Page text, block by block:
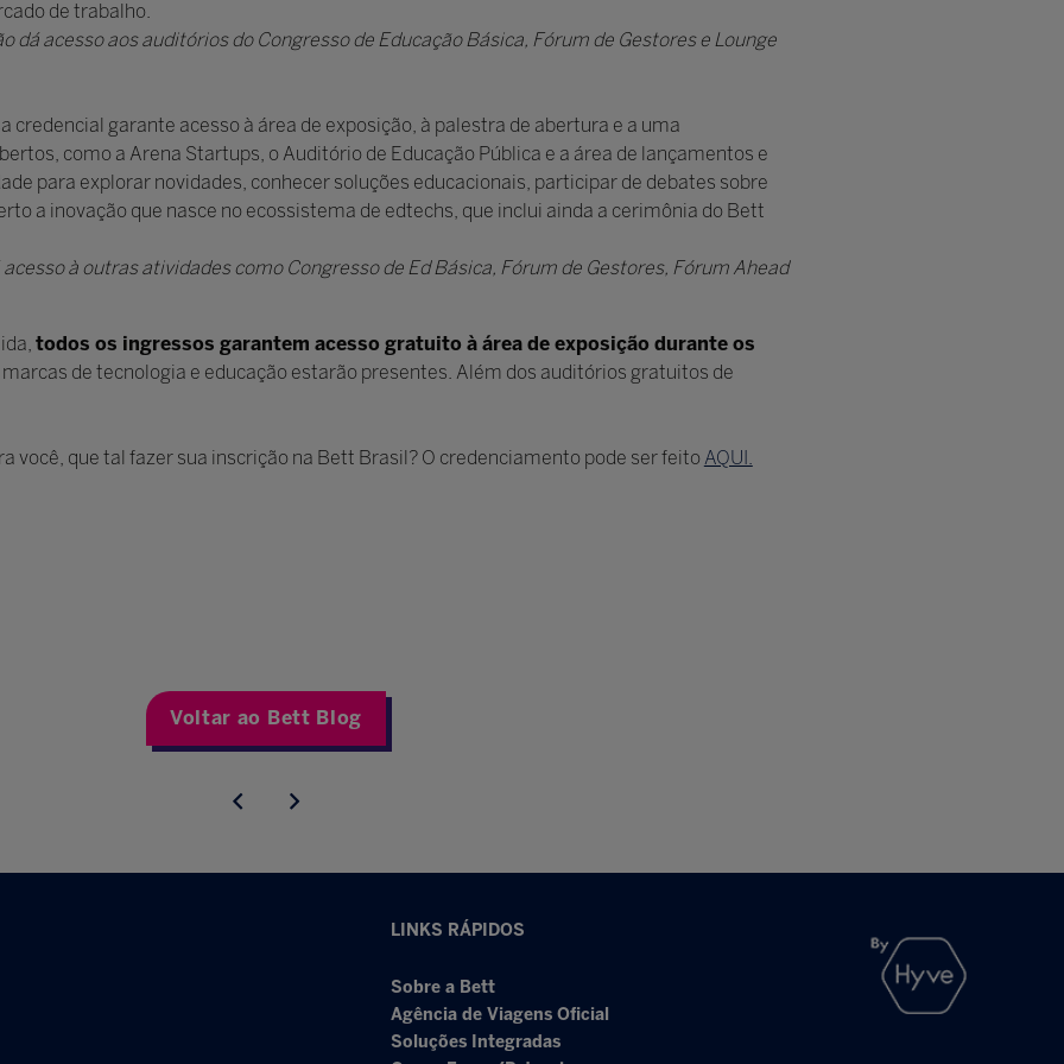
de trabalho.
dá acesso aos auditórios do Congresso de Educação Básica, Fórum de Gestores e Lounge
credencial garante acesso à área de exposição, à palestra de abertura e a uma
como a Arena Startups, o Auditório de Educação Pública e a área de lançamentos e
para explorar novidades, conhecer soluções educacionais, participar de debates sobre
a inovação que nasce no ecossistema de edtechs, que inclui ainda a cerimônia do Bett
à outras atividades como Congresso de Ed Básica, Fórum de Gestores, Fórum Ahead
todos os ingressos garantem acesso gratuito à área de exposição durante os
de tecnologia e educação estarão presentes. Além dos auditórios gratuitos de
você, que tal fazer sua inscrição na Bett Brasil? O credenciamento pode ser feitoAQUI.
Voltar ao Bett Blog
LINKS RÁPIDOS
Sobre a Bett
Agência de Viagens Oficial
Soluções Integradas